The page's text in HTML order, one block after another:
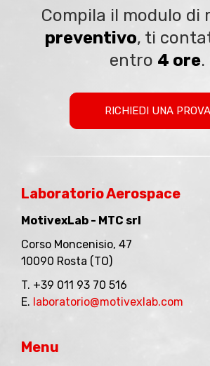
Compila il modulo di
preventivo, ti
entro 4 ore.
RICHIEDI UNA PROVA
Laboratorio Aerospace
MotivexLab - MTC srl
Corso Moncenisio, 47
10090 Rosta (TO)
T. +39 011 93 70 516
E. laboratorio@motivexlab.com
Menu